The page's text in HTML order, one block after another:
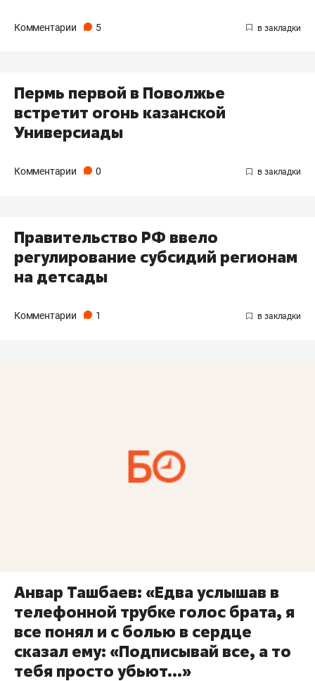
Комментарии 5
Пермь первой в Поволжье
встретит огонь казанской
Универсиады
Комментарии 0
Правительство РФ ввело
регулирование субсидий регионам
на детсады
Комментарии 1
Анвар Ташбаев: «Едва услышав в
телефонной трубке голос брата, я
все понял и с болью в сердце
сказал ему: «Подписывай все, а то
тебя просто убьют…»